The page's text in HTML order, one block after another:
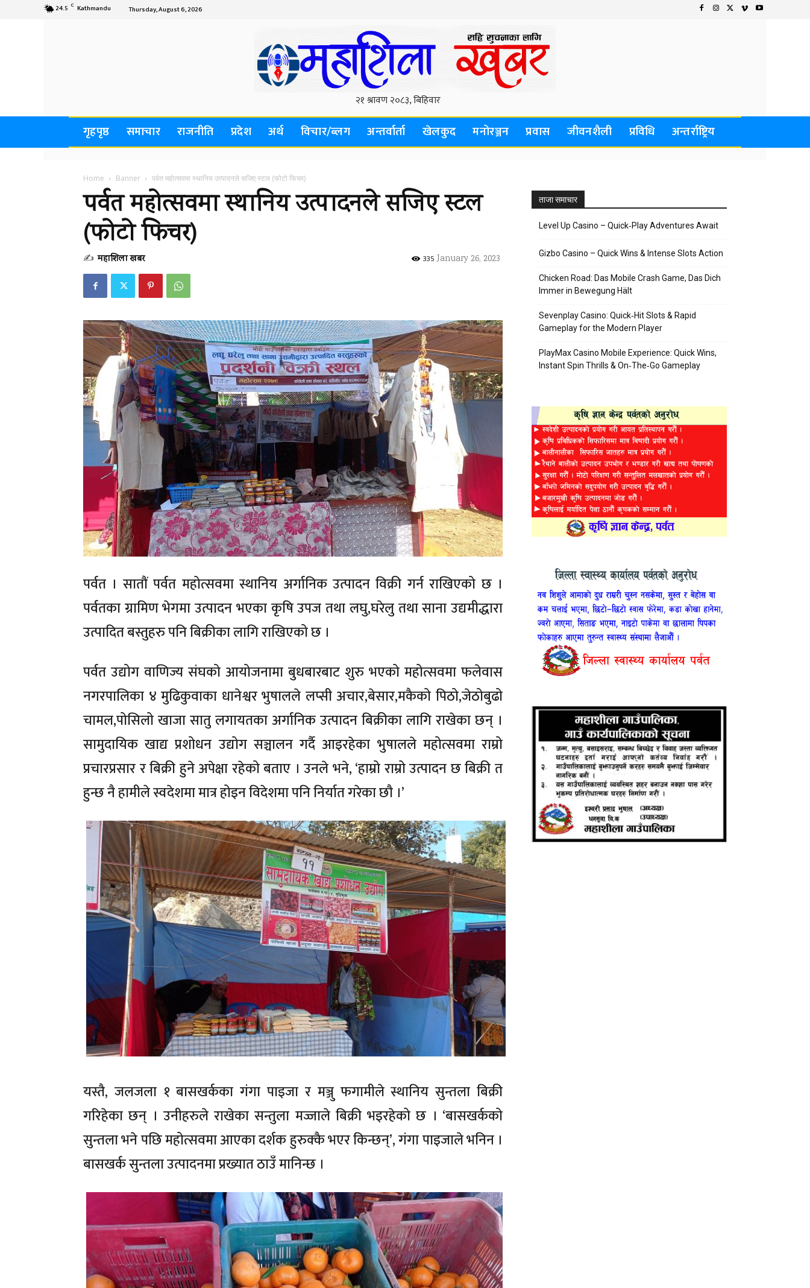
24.5 C Kathmandu Thursday, August 6, 2026
गृहपृष्ठ समाचार राजनीति प्रदेश अर्थ विचार/ब्लग अन्तर्वार्ता खेलकुद मनोरञ्जन प्रवास जीवनशैली प्रविधि अन्तर्राष्ट्रिय
Home Banner पर्वत महोत्सवमा स्थानिय उत्पादनले सजिए स्टल (फोटो फिचर)
पर्वत महोत्सवमा स्थानिय उत्पादनले सजिए स्टल
(फोटो फिचर)
✍ महाशिला खबर January 26, 2023
335
पर्वत । सातौं पर्वत महोत्सवमा स्थानिय अर्गानिक उत्पादन विक्री गर्न राखिएको छ ।
पर्वतका ग्रामिण भेगमा उत्पादन भएका कृषि उपज तथा लघु,घरेलु तथा साना उद्यमीद्धारा
उत्पादित बस्तुहरु पनि बिक्रीका लागि राखिएको छ ।
पर्वत उद्योग वाणिज्य संघको आयोजनामा बुधबारबाट शुरु भएको महोत्सवमा फलेवास
नगरपालिका ४ मुढिकुवाका धानेश्वर भुषालले लप्सी अचार,बेसार,मकैको पिठो,जेठोबुढो
चामल,पोसिलो खाजा सातु लगायतका अर्गानिक उत्पादन बिक्रीका लागि राखेका छन् ।
सामुदायिक खाद्य प्रशोधन उद्योग सञ्चालन गर्दै आइरहेका भुषालले महोत्सवमा राम्रो
प्रचारप्रसार र बिक्री हुने अपेक्षा रहेको बताए । उनले भने, ‘हाम्रो राम्रो उत्पादन छ बिक्री त
हुन्छ नै हामीले स्वदेशमा मात्र होइन विदेशमा पनि निर्यात गरेका छौ ।’
यस्तै, जलजला १ बासखर्कका गंगा पाइजा र मञ्जु फगामीले स्थानिय सुन्तला बिक्री
गरिहेका छन् । उनीहरुले राखेका सन्तुला मज्जाले बिक्री भइरहेको छ । ‘बासखर्कको
सुन्तला भने पछि महोत्सवमा आएका दर्शक हुरुक्कै भएर किन्छन्’, गंगा पाइजाले भनिन ।
बासखर्क सुन्तला उत्पादनमा प्रख्यात ठाउँ मानिन्छ ।
ताजा समाचार
Level Up Casino – Quick‑Play Adventures Await
Gizbo Casino – Quick Wins & Intense Slots Action
Chicken Road: Das Mobile Crash Game, Das Dich
Immer in Bewegung Hält
Sevenplay Casino: Quick‑Hit Slots & Rapid
Gameplay for the Modern Player
PlayMax Casino Mobile Experience: Quick Wins,
Instant Spin Thrills & On‑The‑Go Gameplay